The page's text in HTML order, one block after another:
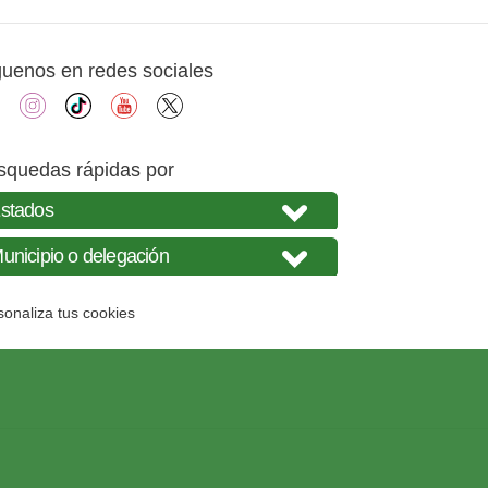
en redes sociales
facebookinstagram
tiktok youtube
rápidas por
tus cookies